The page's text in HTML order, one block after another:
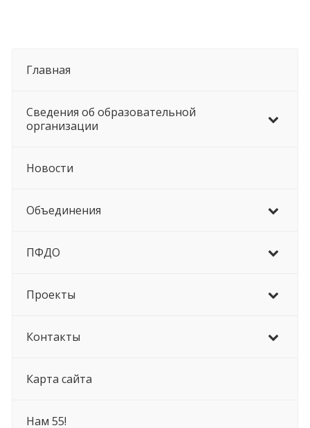
Главная
Сведения об образовательной
организации
Новости
Объединения
ПФДО
Проекты
Контакты
Карта сайта
Нам 55!